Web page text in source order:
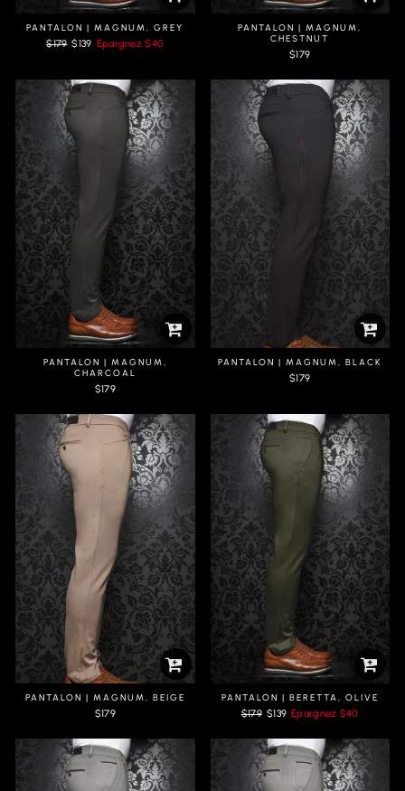
PANTALON | MAGNUM, GREY
Prix
$179 Prix
$139 Épargnez$40
PANTALON | MAGNUM,
CHESTNUT
$179
PANTALON | MAGNUM,
CHARCOAL
$179
PANTALON | MAGNUM, BLACK
$179
PANTALON | MAGNUM, BEIGE
$179
PANTALON | BERETTA, OLIVE
Prix
$179 Prix
$139 Épargnez $40